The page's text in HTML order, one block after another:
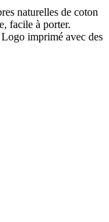
naturelles de coton
facile à porter.
imprimé avec des